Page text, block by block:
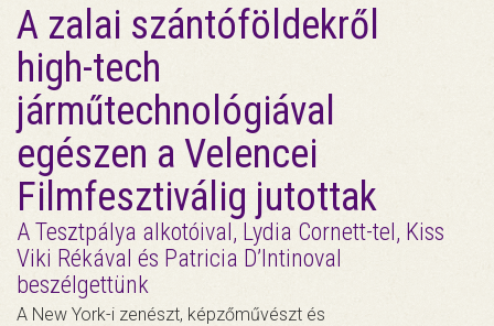
A zalai szántóföldekről
high-tech
járműtechnológiával
egészen a Velencei
Filmfesztiválig jutottak
A Tesztpálya alkotóival, Lydia Cornett-tel, Kiss
Viki Rékával és Patricia D’Intinoval
beszélgettünk
A New York-i zenészt, képzőművészt és